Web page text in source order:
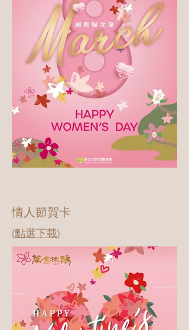
情人節賀卡
​(點選下載)